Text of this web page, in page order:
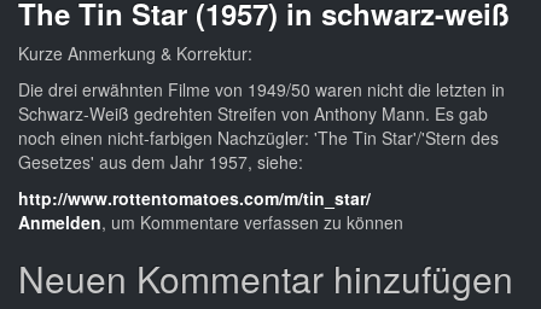
The Tin Star (1957) in schwarz-weiß
Kurze Anmerkung & Korrektur:
Die drei erwähnten Filme von 1949/50 waren nicht die letzten in
Schwarz-Weiß gedrehten Streifen von Anthony Mann. Es gab
noch einen nicht-farbigen Nachzügler: 'The Tin Star'/'Stern des
Gesetzes' aus dem Jahr 1957, siehe:
http://www.rottentomatoes.com/m/tin_star/
Anmelden, um Kommentare verfassen zu können
Neuen Kommentar hinzufügen